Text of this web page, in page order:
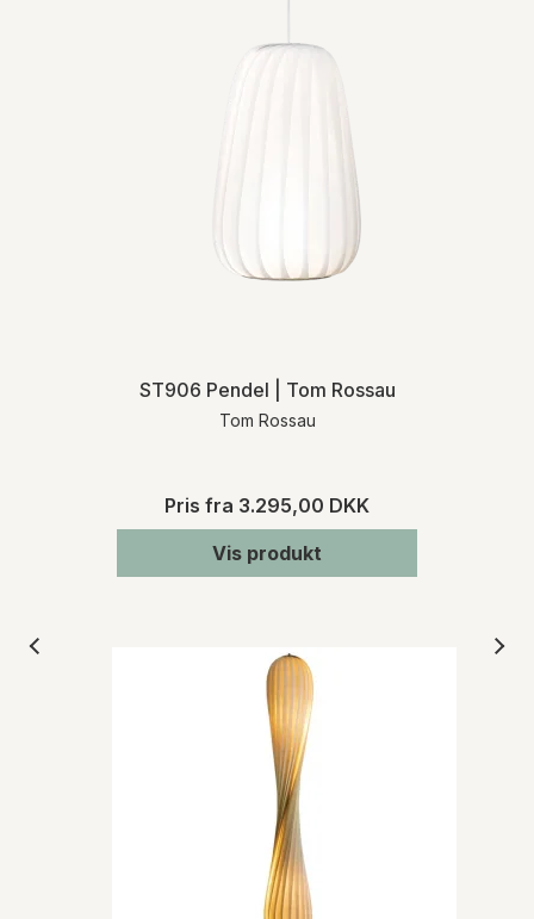
ST906 Pendel | Tom Rossau
Tom Rossau
Pris fra 3.295,00 DKK
Vis produkt